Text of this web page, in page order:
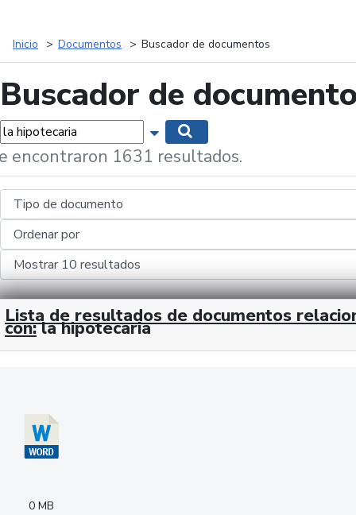
Inicio Documentos Buscador de documentos
Buscador de
Mostrar opciones de búsqueda
encontraron 1631 resultados.
Lista de resultados de documentos
con: la hipotecaria
0 MB